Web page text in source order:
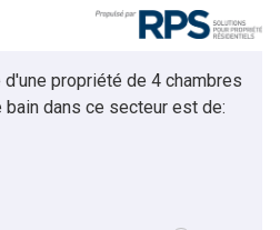
propriété de 4 chambres
dans ce secteur est de: